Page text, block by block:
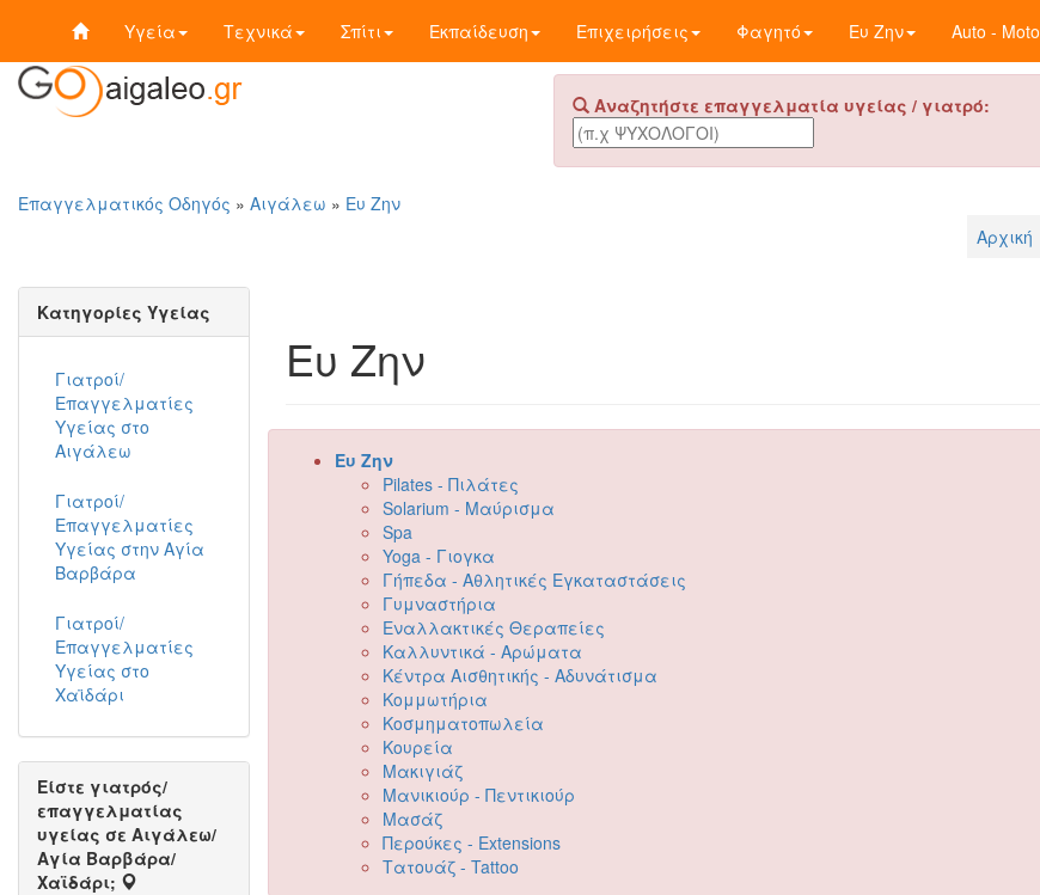
Υγεία Τεχνικά Σπίτι Εκπαίδευση Επιχειρήσεις Φαγητό Ευ Ζην Auto - Moto
Αναζητήστε επαγγελματία υγείας / γιατρό:
Επαγγελματικός Οδηγός » Αιγάλεω » Ευ Ζην
Αρχική
Ευ Ζην
Ευ Ζην
Pilates - Πιλάτες
Solarium - Μαύρισμα
Spa
Yoga - Γιογκα
Γήπεδα - Αθλητικές Εγκαταστάσεις
Γυμναστήρια
Εναλλακτικές Θεραπείες
Καλλυντικά - Αρώματα
Κέντρα Αισθητικής - Αδυνάτισμα
Κομμωτήρια
Κοσμηματοπωλεία
Κουρεία
Μακιγιάζ
Μανικιούρ - Πεντικιούρ
Μασάζ
Περούκες - Extensions
Τατουάζ - Tattoo
Κατηγορίες Υγείας
Γιατροί/
Επαγγελματίες
Υγείας στο
Αιγάλεω
Γιατροί/
Επαγγελματίες
Υγείας στην Αγία
Βαρβάρα
Γιατροί/
Επαγγελματίες
Υγείας στο
Χαϊδάρι
Είστε γιατρός/
επαγγελματίας
υγείας σε Αιγάλεω/
Αγία Βαρβάρα/
Χαϊδάρι;